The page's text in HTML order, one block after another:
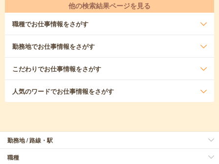
他の検索結果ページを見る
職種でお仕事情報をさがす
勤務地でお仕事情報をさがす
こだわりでお仕事情報をさがす
人気のワードでお仕事情報をさがす
勤務地 / 路線・駅
職種